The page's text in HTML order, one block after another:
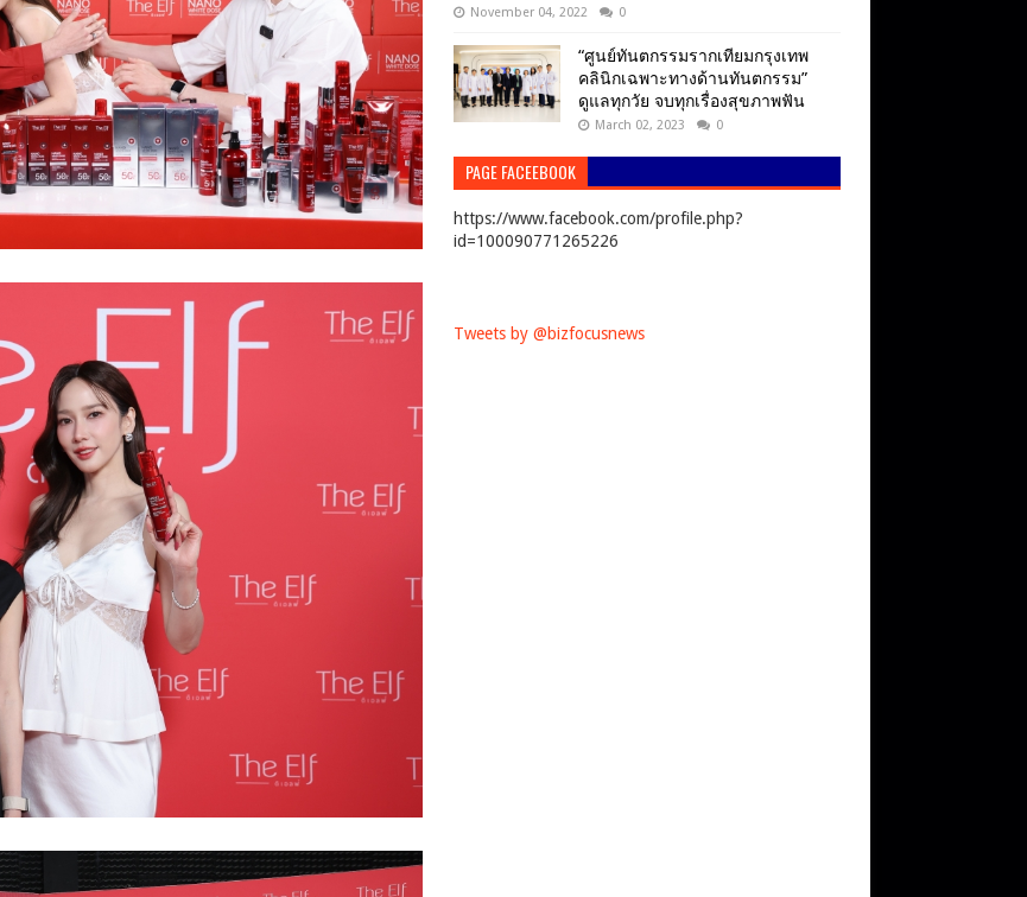
November 04, 2022 0
“ศูนย์ทันตกรรมรากเทียมกรุงเทพ
คลินิกเฉพาะทางด้านทันตกรรม”
ดูแลทุกวัย จบทุกเรื่องสุขภาพฟัน
March 02, 2023 0
PAGE FACEEBOOK
https://www.facebook.com/profile.php?
id=100090771265226
Tweets by @bizfocusnews